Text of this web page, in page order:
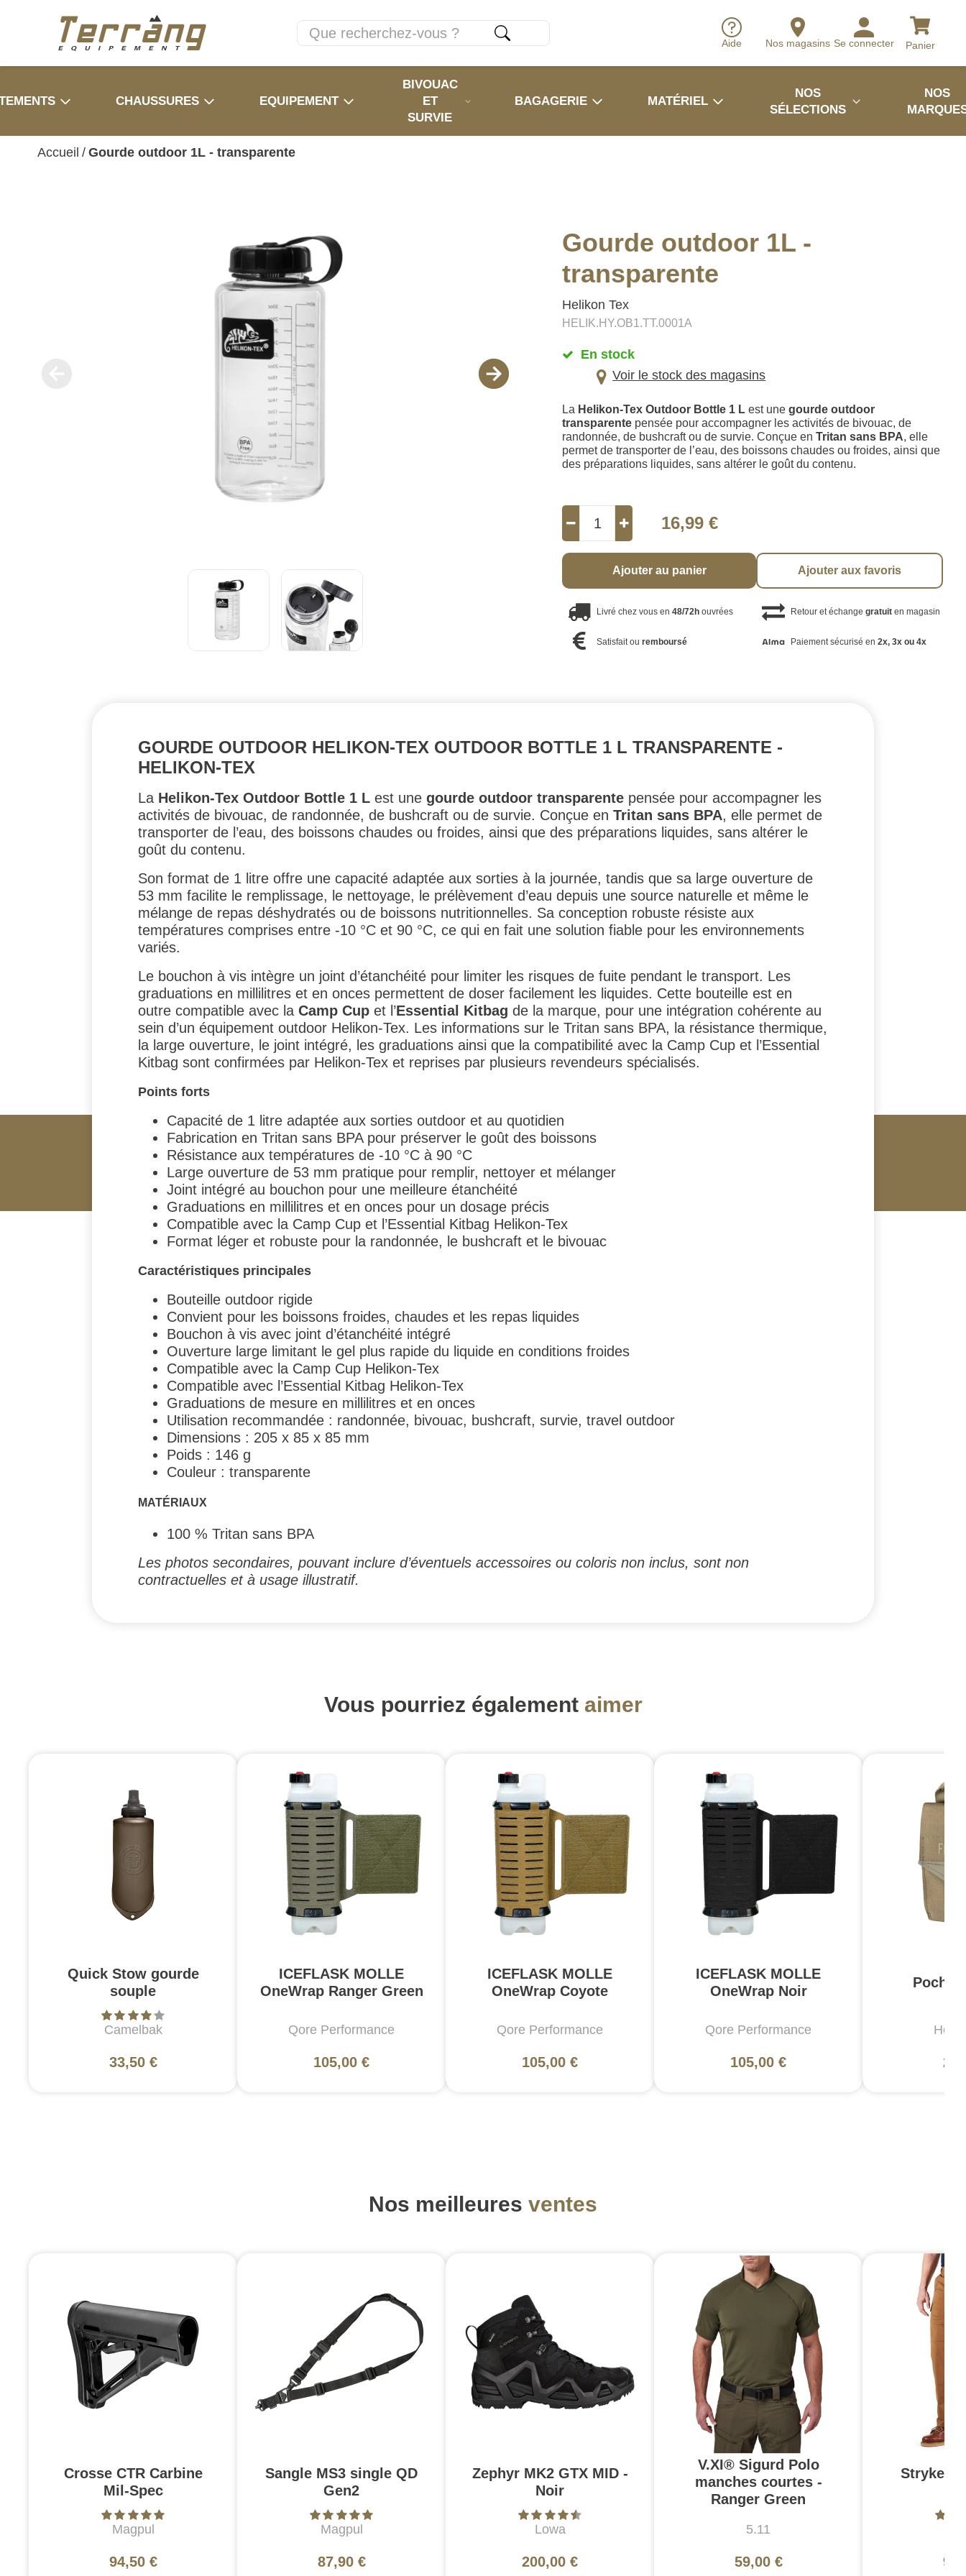
Aide Nos magasins Se connecter Panier
CHAUSSURES EQUIPEMENT
BIVOUAC
ET
SURVIE
BAGAGERIE MATÉRIEL
NOS
SÉLECTIONS
NOS
Accueil / Gourde outdoor 1L - transparente
Gourde outdoor 1L -
transparente
Helikon Tex
HELIK.HY.OB1.TT.0001A
En stock
Voir le stock des magasins
La Helikon-Tex Outdoor Bottle 1 L est unegourde outdoor
transparente pensée pour accompagner les activités de bivouac, de
randonnée, de bushcraft ou de survie. Conçue enTritan sans BPA, elle
permet de transporter de l’eau, des boissons chaudes ou froides, ainsi que
des préparations liquides, sans altérer le goût du contenu.
16,99 €
Ajouter au panier Ajouter aux favoris
Livré chez vous en48/72h ouvrées Retour et échange gratuiten magasin
Satisfait ouremboursé Paiement sécurisé en 2x, 3x ou 4x
GOURDE OUTDOOR HELIKON-TEX OUTDOOR BOTTLE 1 L TRANSPARENTE -
HELIKON-TEX
La Helikon-Tex Outdoor Bottle 1 L est une gourde outdoor transparente pensée pour accompagner les
activités de bivouac, de randonnée, de bushcraft ou de survie. Conçue en Tritan sans BPA, elle permet de
transporter de l’eau, des boissons chaudes ou froides, ainsi que des préparations liquides, sans altérer le
goût du contenu.
Son format de 1 litre offre une capacité adaptée aux sorties à la journée, tandis que sa large ouverture de
53 mm facilite le remplissage, le nettoyage, le prélèvement d’eau depuis une source naturelle et même le
mélange de repas déshydratés ou de boissons nutritionnelles. Sa conception robuste résiste aux
températures comprises entre -10 °C et 90 °C, ce qui en fait une solution fiable pour les environnements
variés.
Le bouchon à vis intègre un joint d’étanchéité pour limiter les risques de fuite pendant le transport. Les
graduations en millilitres et en onces permettent de doser facilement les liquides. Cette bouteille est en
outre compatible avec la Camp Cup et l’Essential Kitbag de la marque, pour une intégration cohérente au
sein d’un équipement outdoor Helikon-Tex. Les informations sur le Tritan sans BPA, la résistance thermique,
la large ouverture, le joint intégré, les graduations ainsi que la compatibilité avec la Camp Cup et l’Essential
Kitbag sont confirmées par Helikon-Tex et reprises par plusieurs revendeurs spécialisés.
Points forts
Capacité de 1 litre adaptée aux sorties outdoor et au quotidien
Fabrication en Tritan sans BPA pour préserver le goût des boissons
Résistance aux températures de -10 °C à 90 °C
Large ouverture de 53 mm pratique pour remplir, nettoyer et mélanger
Joint intégré au bouchon pour une meilleure étanchéité
Graduations en millilitres et en onces pour un dosage précis
Compatible avec la Camp Cup et l’Essential Kitbag Helikon-Tex
Format léger et robuste pour la randonnée, le bushcraft et le bivouac
Caractéristiques principales
Bouteille outdoor rigide
Convient pour les boissons froides, chaudes et les repas liquides
Bouchon à vis avec joint d’étanchéité intégré
Ouverture large limitant le gel plus rapide du liquide en conditions froides
Compatible avec la Camp Cup Helikon-Tex
Compatible avec l’Essential Kitbag Helikon-Tex
Graduations de mesure en millilitres et en onces
Utilisation recommandée : randonnée, bivouac, bushcraft, survie, travel outdoor
Dimensions : 205 x 85 x 85 mm
Poids : 146 g
Couleur : transparente
MATÉRIAUX
100 % Tritan sans BPA
Les photos secondaires, pouvant inclure d’éventuels accessoires ou coloris non inclus, sont non
contractuelles et à usage illustratif.
Vous pourriez également aimer
Quick Stow gourde
souple
Camelbak
33,50 €
ICEFLASK MOLLE
OneWrap Ranger Green
Qore Performance
105,00 €
ICEFLASK MOLLE
OneWrap Coyote
Qore Performance
105,00 €
ICEFLASK MOLLE
OneWrap Noir
Qore Performance
105,00 €
Poche
Nos meilleures ventes
Crosse CTR Carbine
Mil-Spec
Magpul
94,50 €
Sangle MS3 single QD
Gen2
Magpul
87,90 €
Zephyr MK2 GTX MID -
Noir
Lowa
200,00 €
V.XI® Sigurd Polo
manches courtes -
Ranger Green
5.11
59,00 €
Stryke